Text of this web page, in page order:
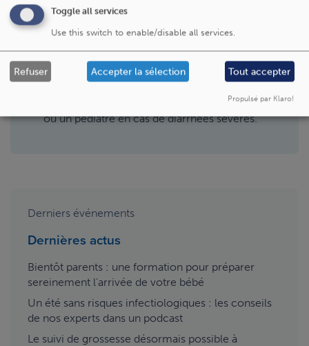
Les néphrologues recommandent, pour les
enfants de moins de 10 ans :
éviter au maximum les produits non-
pasteurisés (dont les jus de pomme) ;
privilégier les viandes bien cuites ;
consulter rapidement un médecin généraliste
ou un pédiatre en cas de diarrhées sévères.
Derniers événements
Dernières actus
Bientôt parents : une formation pour préparer
sereinement l'arrivée de votre bébé
Un été sans risques infectiologiques : les conseils
de nos experts dans un podcast
Le suivi de grossesse désormais possible à
Toggle all services
Use this switch to enable/disable all services.
Refuser Accepter la sélection Tout accepter
Propulsé par Klaro!